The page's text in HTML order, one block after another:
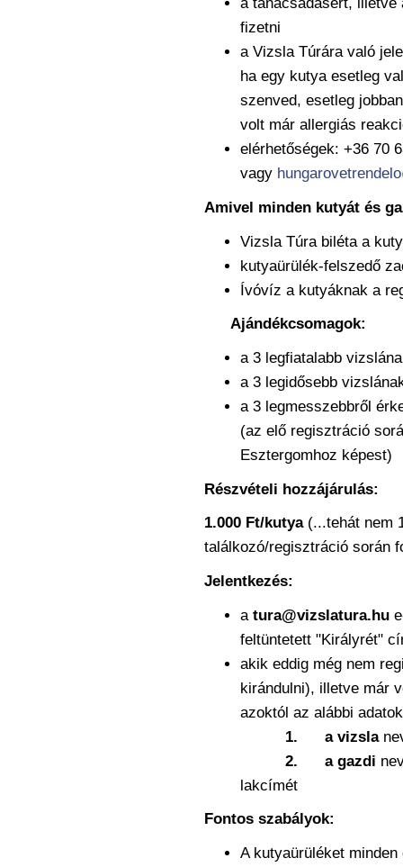
a tanácsadásért,
fizetni
a Vizsla Túrára való
ha egy kutya esetleg
szenved, esetleg
volt már allergiás
elérhetőségek: +36 70
vagy
Amivel minden kutyát és
Vizsla Túra biléta a
kutyaürülék-felszedő
Ívóvíz a kutyáknak a
Ajándékcsomagok:
a 3 legfiatalabb
a 3 legidősebb
a 3 legmesszebbről
(az elő regisztráció
Esztergomhoz képest)
Részvételi hozzájárulás:
1.000 Ft/kutya(...tehát nem
találkozó/regisztráció során
Jelentkezés:
a tura@vizslatura.hu
feltüntetett "Királyrét"
akik eddig még nem
kirándulni), illetve már
azoktól az alábbi
1.
a vizsla
2.
a gazdi
lakcímét
Fontos szabályok:
A kutyaürüléket